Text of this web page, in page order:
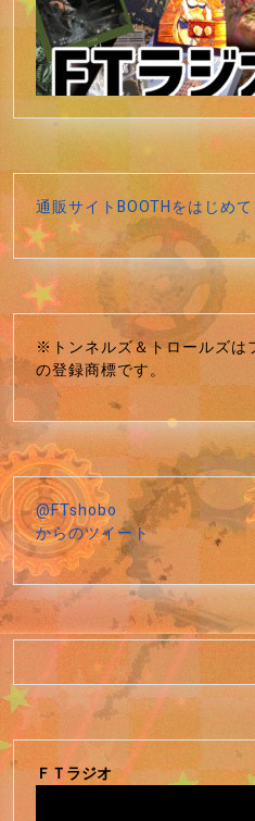
通販サイトBOOTHをはじめ
※トンネルズ＆トロールズは
の登録商標です。
@FTshobo
からのツイート
ＦＴラジオ